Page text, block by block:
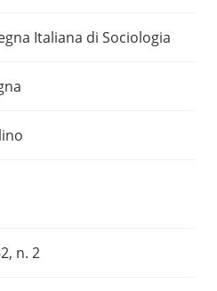
Italiana di Sociologia
n. 2